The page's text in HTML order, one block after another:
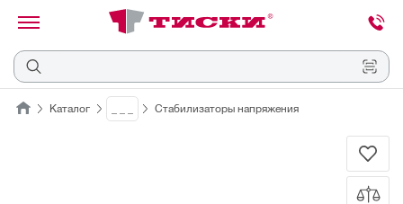
Отмена
Каталог Стабилизаторы напряжения